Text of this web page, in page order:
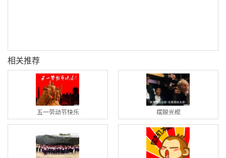
相关推荐
五一劳动节快乐 摆脱光棍